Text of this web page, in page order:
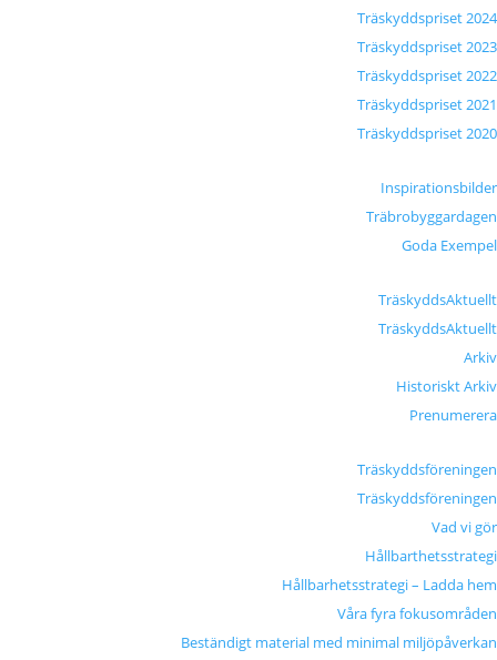
Träskyddspriset 2024
Träskyddspriset 2023
Träskyddspriset 2022
Träskyddspriset 2021
Träskyddspriset 2020
Inspirationsbilder
Träbrobyggardagen
Goda Exempel
TräskyddsAktuellt
TräskyddsAktuellt
Arkiv
Historiskt Arkiv
Prenumerera
Träskyddsföreningen
Träskyddsföreningen
Vad vi gör
Hållbarthetsstrategi
Hållbarhetsstrategi – Ladda hem
Våra fyra fokusområden
Beständigt material med minimal miljöpåverkan